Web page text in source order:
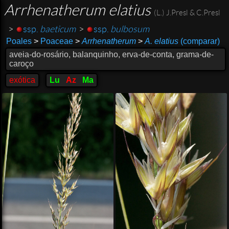
Arrhenatherum elatius (L.) J.Presl & C.Presl
> ssp. baeticum> ssp. bulbosum
Poales >Poaceae > Arrhenatherum > A. elatius(comparar)
aveia-do-rosário, balanquinho, erva-de-conta, grama-de-
caroço
exótica
Lu Az Ma